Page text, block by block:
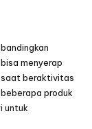
menyerap
saat beraktivitas
produk
untuk